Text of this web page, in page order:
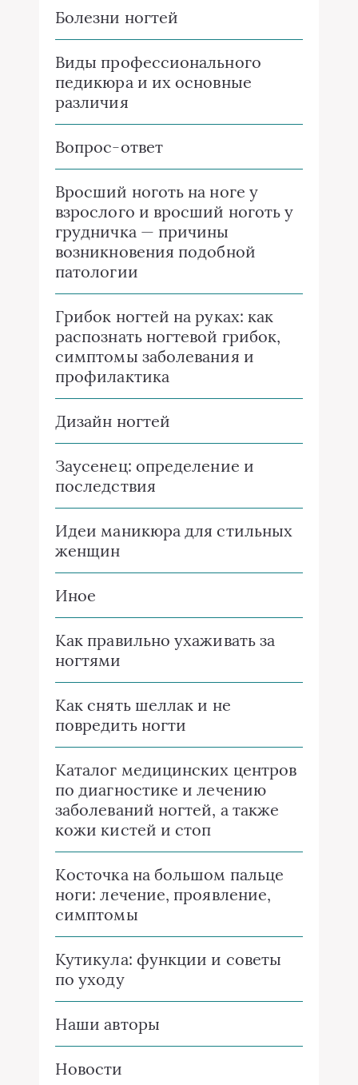
Болезни ногтей
Виды профессионального
педикюра и их основные
различия
Вопрос-ответ
Вросший ноготь на ноге у
взрослого и вросший ноготь у
грудничка — причины
возникновения подобной
патологии
Грибок ногтей на руках: как
распознать ногтевой грибок,
симптомы заболевания и
профилактика
Дизайн ногтей
Заусенец: определение и
последствия
Идеи маникюра для стильных
женщин
Иное
Как правильно ухаживать за
ногтями
Как снять шеллак и не
повредить ногти
Каталог медицинских центров
по диагностике и лечению
заболеваний ногтей, а также
кожи кистей и стоп
Косточка на большом пальце
ноги: лечение, проявление,
симптомы
Кутикула: функции и советы
по уходу
Наши авторы
Новости